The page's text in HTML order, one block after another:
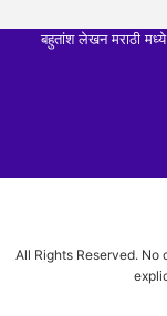
बहुतांश लेखन मराठी
All Rights Reserved.